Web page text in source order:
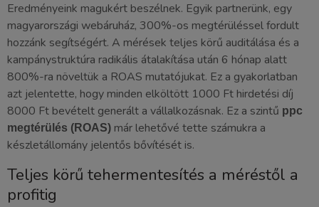
Eredményeink magukért beszélnek. Egyik partnerünk, egy
magyarországi webáruház, 300%-os megtérüléssel fordult
hozzánk segítségért. A mérések teljes körű auditálása és a
kampánystruktúra radikális átalakítása után 6 hónap alatt
800%-ra növeltük a ROAS mutatójukat. Ez a gyakorlatban
azt jelentette, hogy minden elköltött 1000 Ft hirdetési díj
8000 Ft bevételt generált a vállalkozásnak. Ez a szintű ppc
megtérülés (ROAS) már lehetővé tette számukra a
készletállomány jelentős bővítését is.
Teljes körű tehermentesítés a méréstől a
profitig